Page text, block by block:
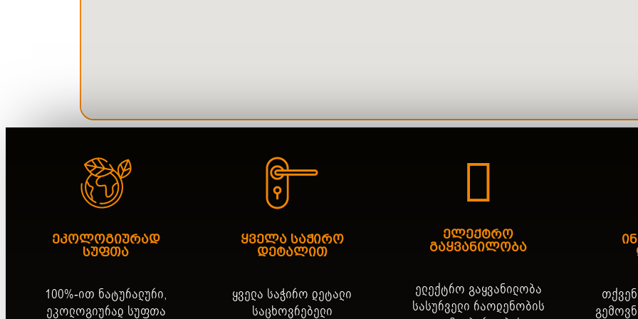
ეკოლოგიურად
სუფთა
100%-ით ნატურალური,
ეკოლოგიურად სუფთა
ყველა საჭირო
დეტალით
ყველა საჭირო დეტალი
საცხოვრებელი
ელექტრო
გაყვანილობა
ელექტრო გაყვანილობა
სასურველი რაოდენობის